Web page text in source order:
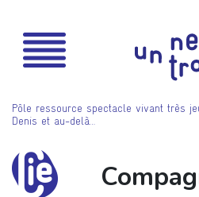
Pôle ressource spectacle vivant très
Denis et au-delà…